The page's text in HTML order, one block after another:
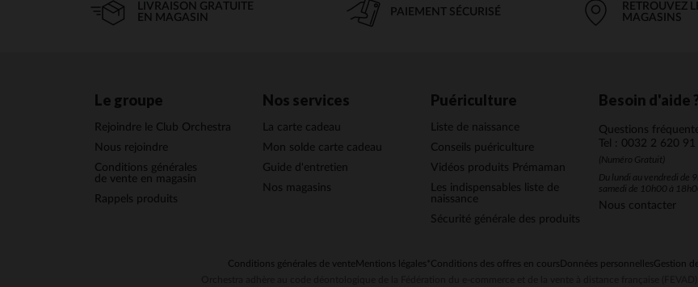
LIVRAISON GRATUITE
EN MAGASIN
PAIEMENT SÉCURISÉ
RETROUVEZ
MAGASINS
Le groupe
Rejoindre le Club Orchestra
Nous rejoindre
Conditions générales
de vente en magasin
Rappels produits
Nos services
La carte cadeau
Mon solde carte cadeau
Guide d'entretien
Nos magasins
Puériculture
Liste de naissance
Conseils puériculture
Vidéos produits Prémaman
Les indispensables liste de
naissance
Sécurité générale des produits
Besoin d'aide ?
Questions
Tel : 0032 2 620 91
(Numéro Gratuit)
Du lundi au vendredi de
samedi de 10h00 à
Nous contacter
Conditions générales de venteMentions légales *Conditions des offres en cours Données personnellesGestion